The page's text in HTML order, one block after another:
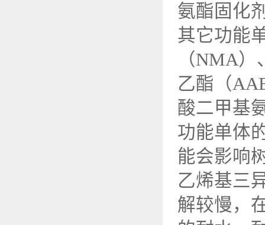
氨酯固化
其它功能
（NMA
乙酯（
酸二甲基
功能单体
能会影响
乙烯基三
解较慢，